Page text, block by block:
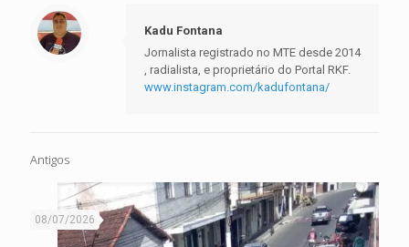
Kadu Fontana
Jornalista registrado no MTE desde 2014
, radialista, e proprietário do Portal RKF.
www.instagram.com/kadufontana/
Antigos
08/07/2026